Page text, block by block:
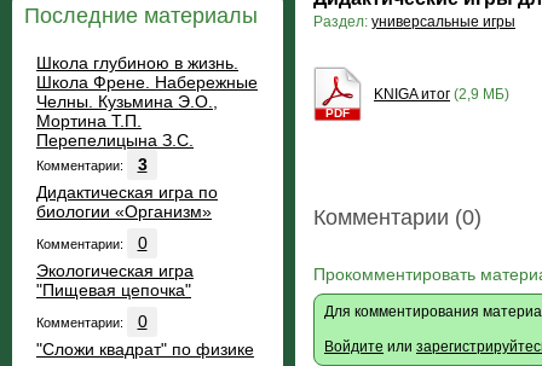
Последние материалы
Школа глубиною в жизнь.
Школа Френе. Набережные
Челны. Кузьмина Э.О.,
Мортина Т.П.
Перепелицына З.С.
Комментарии:
3
Дидактическая игра по
биологии «Организм»
Комментарии:
0
Экологическая игра
"Пищевая цепочка"
Комментарии:
0
"Сложи квадрат" по физике
Раздел: универсальные игры
PDF
KNIGA итог (2,9 МБ)
Комментарии (0)
Прокомментировать
Для комментирования
Войдите или